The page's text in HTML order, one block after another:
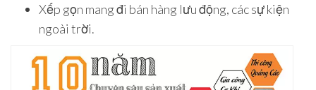
Xếp gọn mang đi bán hàng lưu động, các sự kiện
ngoài trời.